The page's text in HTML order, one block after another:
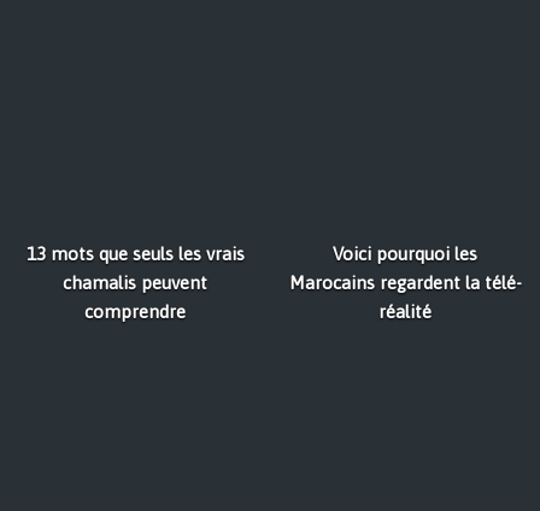
13 mots que seuls les vrais
chamalis peuvent
comprendre
Voici pourquoi les
Marocains regardent la télé-
réalité